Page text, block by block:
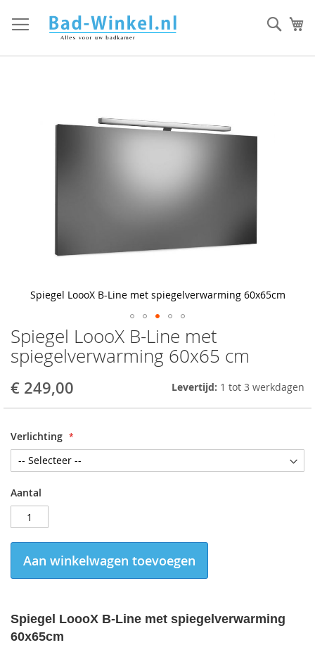
direct
door
Spiegel LoooX B-Line met
spiegelverwarming 60x65 cm
€ 249,00 Levertijd: 1 tot 3 werkdagen
Verlichting
Aantal
Aan winkelwagen toevoegen
Spiegel LoooX B-Line met spiegelverwarming
60x65cm
Spiegel LoooX B-Line met spiegelverwarming 60x65cm
Skip
to
the
of
gallery